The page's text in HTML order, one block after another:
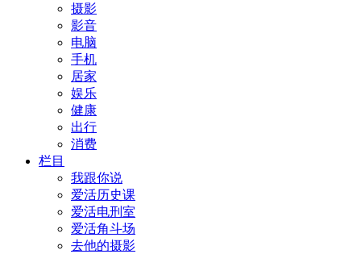
摄影
影音
电脑
手机
居家
娱乐
健康
出行
消费
栏目
我跟你说
爱活历史课
爱活电刑室
爱活角斗场
去他的摄影